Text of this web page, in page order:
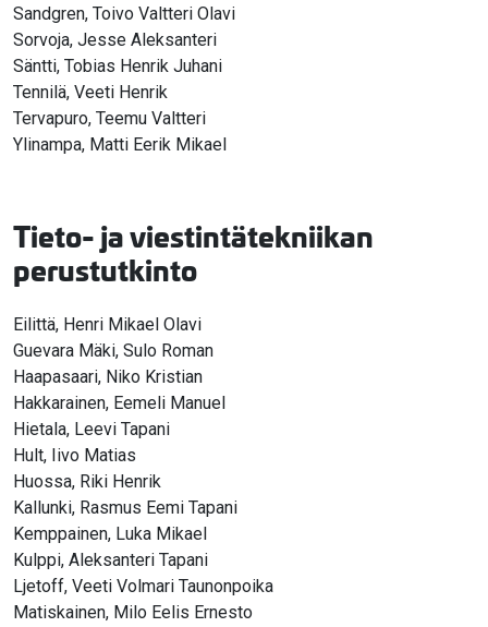
Sandgren, Toivo Valtteri Olavi
Sorvoja, Jesse Aleksanteri
Säntti, Tobias Henrik Juhani
Tennilä, Veeti Henrik
Tervapuro, Teemu Valtteri
Ylinampa, Matti Eerik Mikael
Tieto- ja viestintätekniikan
perustutkinto
Eilittä, Henri Mikael Olavi
Guevara Mäki, Sulo Roman
Haapasaari, Niko Kristian
Hakkarainen, Eemeli Manuel
Hietala, Leevi Tapani
Hult, Iivo Matias
Huossa, Riki Henrik
Kallunki, Rasmus Eemi Tapani
Kemppainen, Luka Mikael
Kulppi, Aleksanteri Tapani
Ljetoff, Veeti Volmari Taunonpoika
Matiskainen, Milo Eelis Ernesto